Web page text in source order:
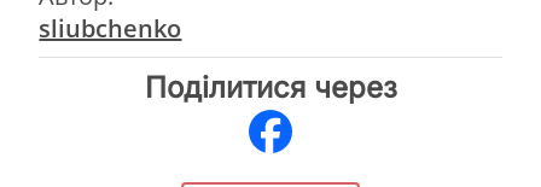
sliubchenko
Поділитися через